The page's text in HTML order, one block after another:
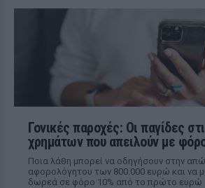
Γονικές παροχές: Οι παγίδες
χρημάτων που απειλούν με
Ποια λάθη μπορεί να οδηγήσουν στην
αφορολόγητου των 800.000 ευρώ και να
δωρεά σε φόρο 10% από το πρώτο ευρώ